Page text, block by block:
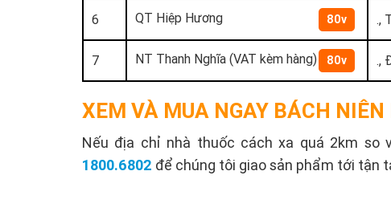
6 QT Hiệp Hương 80v .,
7 NT Thanh Nghĩa (VAT kèm hàng) 80v .,
XEM VÀ MUA NGAY BÁCH
Nếu địa chỉ nhà thuốc cách xa quá 2km
1800.6802 để chúng tôi giao sản phẩm tới tận